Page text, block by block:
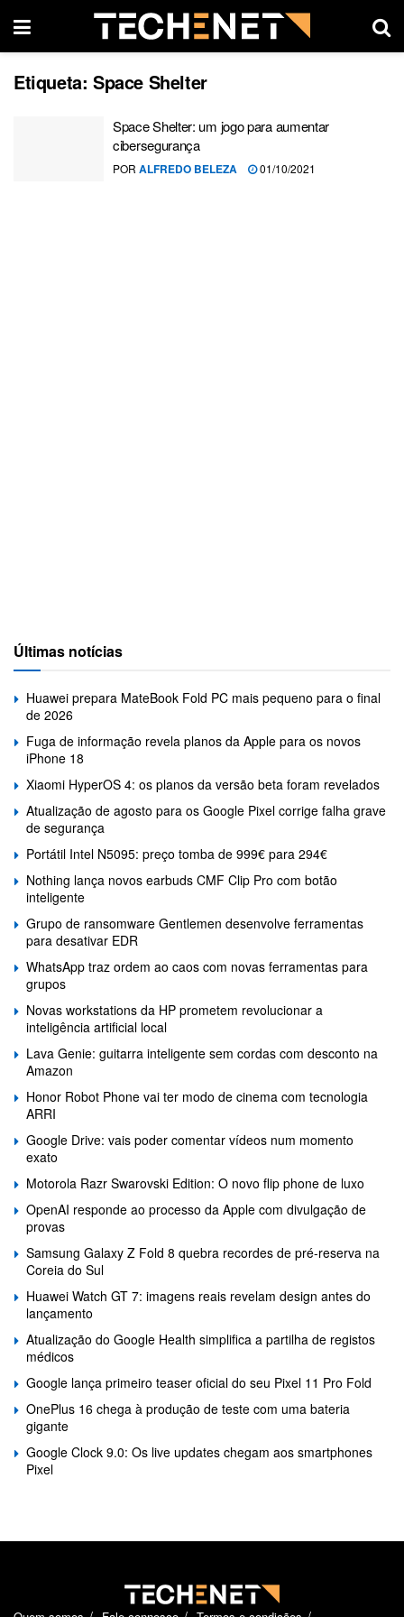
Etiqueta: Space Shelter
Space Shelter: um jogo para aumentar
cibersegurança
POR ALFREDO BELEZA 01/10/2021
Últimas notícias
Huawei prepara MateBook Fold PC mais pequeno para o final
de 2026
Fuga de informação revela planos da Apple para os novos
iPhone 18
Xiaomi HyperOS 4: os planos da versão beta foram revelados
Atualização de agosto para os Google Pixel corrige falha grave
de segurança
Portátil Intel N5095: preço tomba de 999€ para 294€
Nothing lança novos earbuds CMF Clip Pro com botão
inteligente
Grupo de ransomware Gentlemen desenvolve ferramentas
para desativar EDR
WhatsApp traz ordem ao caos com novas ferramentas para
grupos
Novas workstations da HP prometem revolucionar a
inteligência artificial local
Lava Genie: guitarra inteligente sem cordas com desconto na
Amazon
Honor Robot Phone vai ter modo de cinema com tecnologia
ARRI
Google Drive: vais poder comentar vídeos num momento
exato
Motorola Razr Swarovski Edition: O novo flip phone de luxo
OpenAI responde ao processo da Apple com divulgação de
provas
Samsung Galaxy Z Fold 8 quebra recordes de pré-reserva na
Coreia do Sul
Huawei Watch GT 7: imagens reais revelam design antes do
lançamento
Atualização do Google Health simplifica a partilha de registos
médicos
Google lança primeiro teaser oficial do seu Pixel 11 Pro Fold
OnePlus 16 chega à produção de teste com uma bateria
gigante
Google Clock 9.0: Os live updates chegam aos smartphones
Pixel